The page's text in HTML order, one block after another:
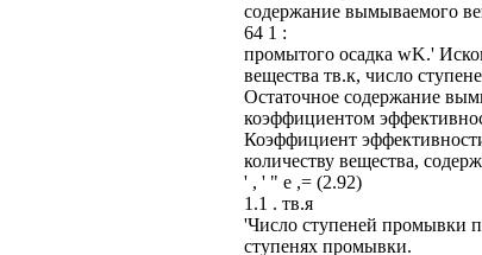
содержание вымываемого
64 1 :
промытого осадка wK.'
вещества тв.к, число
Остаточное содержание
коэффициентом
Коэффициент
количеству вещества,
' , ' " е ,= (2.92)
1.1 . тв.я
'Число ступеней промывки
ступенях промывки.